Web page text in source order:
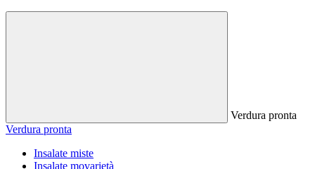
Verdura pronta
Verdura pronta
Insalate miste
Insalate movarietà